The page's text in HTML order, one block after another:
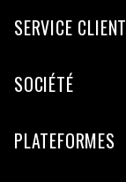
SERVICE CLIENT
SOCIÉTÉ
PLATEFORMES